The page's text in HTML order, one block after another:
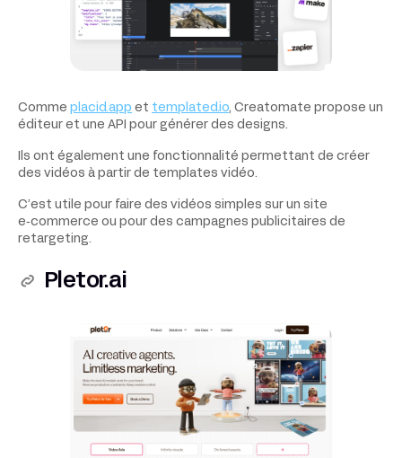
Comme placid.app et templated.io, Creatomate propose un
éditeur et une API pour générer des designs.
Ils ont également une fonctionnalité permettant de créer
des vidéos à partir de templates vidéo.
C’est utile pour faire des vidéos simples sur un site
e‑commerce ou pour des campagnes publicitaires de
retargeting.
Pletor.ai